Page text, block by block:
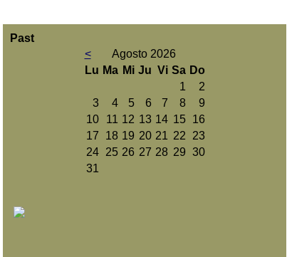
Past
<
Agosto 2026
Lu Ma Mi Ju Vi Sa Do
1
2
3
4 5 6 7 8
9
10
11 12 13 14 15
16
17
18 19 20 21 22
23
24
25 26 27 28 29 30
31